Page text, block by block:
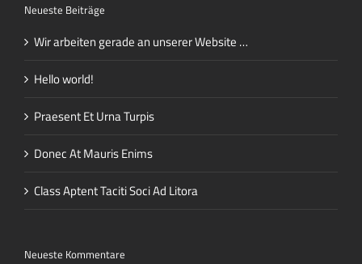
Neueste Beiträge
Wir arbeiten gerade an unserer Website …
Hello world!
Praesent Et Urna Turpis
Donec At Mauris Enims
Class Aptent Taciti Soci Ad Litora
Neueste Kommentare